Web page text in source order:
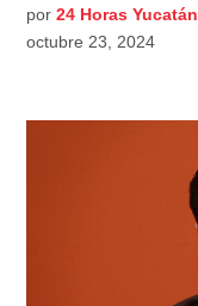
por 24 Horas Yucatán
octubre 23, 2024